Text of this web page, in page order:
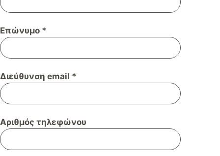
Επώνυμο *
Διεύθυνση email *
Αριθμός τηλεφώνου